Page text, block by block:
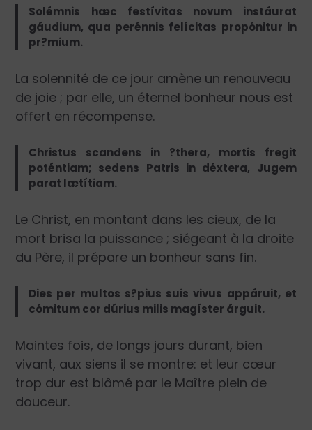
Solémnis hæc festívitas novum instáurat
gáudium, qua perénnis felícitas propónitur in
pr?mium.
La solennité de ce jour amène un renouveau
de joie ; par elle, un éternel bonheur nous est
offert en récompense.
Christus scandens in ?thera, mortis fregit
poténtiam; sedens Patris in déxtera, Jugem
parat lætítiam.
Le Christ, en montant dans les cieux, de la
mort brisa la puissance ; siégeant à la droite
du Père, il prépare un bonheur sans fin.
Dies per multos s?pius suis vivus appáruit, et
cómitum cor dúrius milis magíster árguit.
Maintes fois, de longs jours durant, bien
vivant, aux siens il se montre: et leur cœur
trop dur est blâmé par le Maître plein de
douceur.